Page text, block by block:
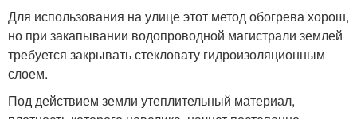
Для использования на улице этот метод обогрева хорош,
но при закапывании водопроводной магистрали землей
требуется закрывать стекловату гидроизоляционным
слоем.
Под действием земли утеплительный материал,